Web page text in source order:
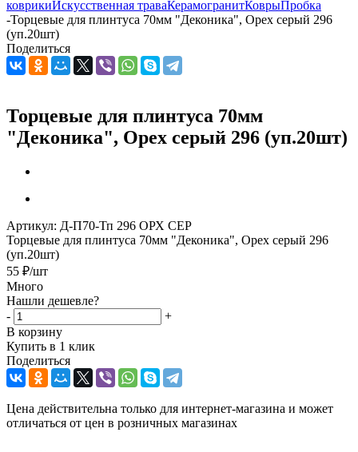
коврикиИскусственная траваКерамогранитКоврыПробка
-Торцевые для плинтуса 70мм "Деконика", Орех серый 296
(уп.20шт)
Поделиться
Торцевые для плинтуса 70мм
"Деконика", Орех серый 296 (уп.20шт)
Артикул: Д-П70-Тп 296 ОРХ СЕР
Торцевые для плинтуса 70мм "Деконика", Орех серый 296
(уп.20шт)
55 ₽/шт
Много
Нашли дешевле?
-
+
В корзину
Купить в 1 клик
Поделиться
Цена действительна только для интернет-магазина и может
отличаться от цен в розничных магазинах